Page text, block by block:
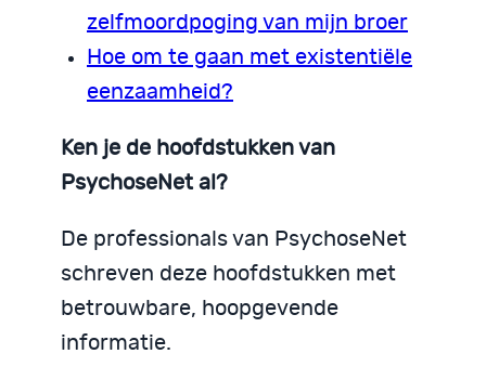
zelfmoordpoging van mijn broer
Hoe om te gaan met existentiële
eenzaamheid?
Ken je de hoofdstukken van
PsychoseNet al?
De professionals van PsychoseNet
schreven deze hoofdstukken met
betrouwbare, hoopgevende
informatie.